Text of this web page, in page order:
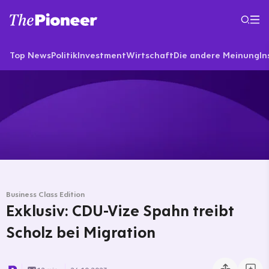
Top NewsPolitikInvestmentWirtschaftDie andere Meinung
Business Class Edition
Exklusiv: CDU-Vize Spahn treibt
Scholz bei Migration